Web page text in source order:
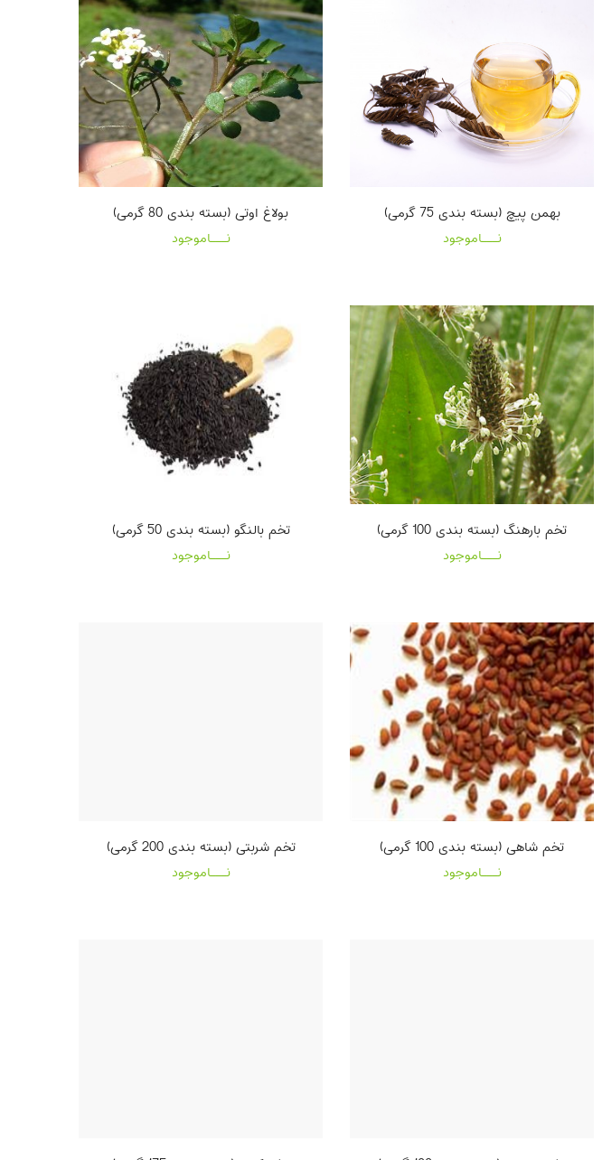
بهمن پیچ (بسته بندی 75 گرمی)
نـــاموجود
بولاغ اوتی (بسته بندی 80 گرمی)
نـــاموجود
تخم بارهنگ (بسته بندی 100 گرمی)
نـــاموجود
تخم بالنگو (بسته بندی 50 گرمی)
نـــاموجود
تخم شاهی (بسته بندی 100 گرمی)
نـــاموجود
تخم شربتی (بسته بندی 200 گرمی)
نـــاموجود